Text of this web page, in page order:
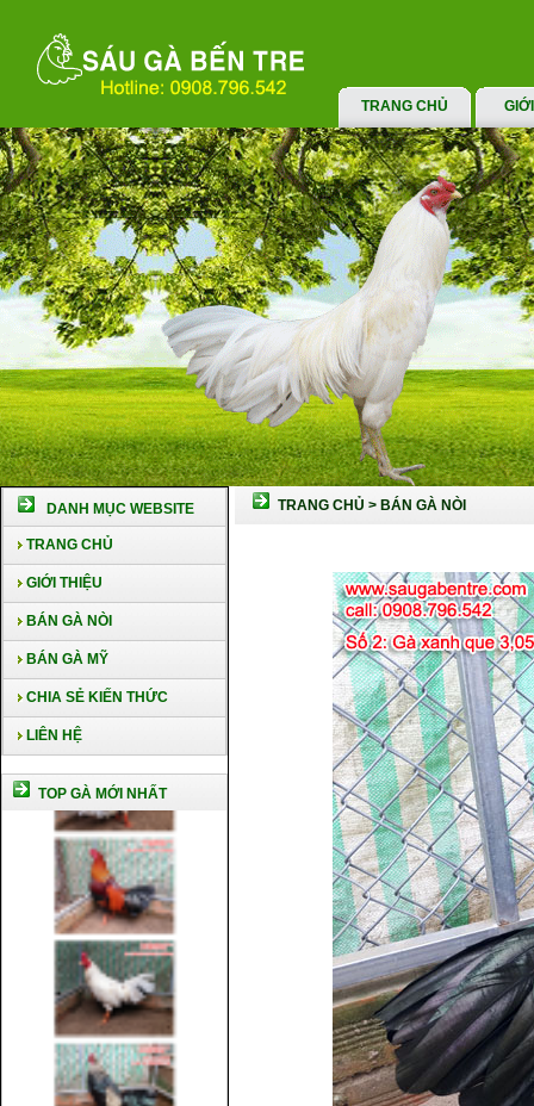
TRANG CHỦ
DANH MỤC WEBSITE
TRANG CHỦ
GIỚI THIỆU
BÁN GÀ NÒI
BÁN GÀ MỸ
CHIA SẺ KIẾN THỨC
LIÊN HỆ
TOP GÀ MỚI NHẤT
TRANG CHỦ > BÁN GÀ NÒI